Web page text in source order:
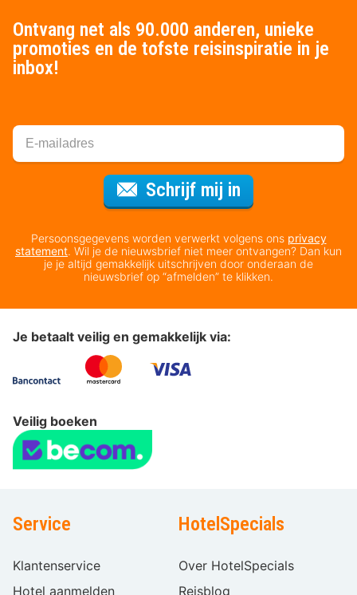
Ontvang net als 90.000 anderen, unieke
promoties en de tofste reisinspiratie in je
inbox!
Schrijf mij in
Persoonsgegevens worden verwerkt volgens ons privacy
statement. Wil je de nieuwsbrief niet meer ontvangen? Dan kun
je je altijd gemakkelijk uitschrijven door onderaan de
nieuwsbrief op “afmelden” te klikken.
Je betaalt veilig en gemakkelijk via:
Veilig boeken
Service
Klantenservice
Hotel aanmelden
HotelSpecials
Over HotelSpecials
Reisblog